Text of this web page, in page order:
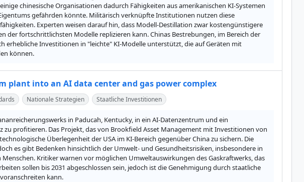
chinesische Organisationen dadurch Fähigkeiten aus amerikanischen KI-Systemen
gefährden könnte. Militärisch verknüpfte Institutionen nutzen diese
Experten weisen darauf hin, dass Modell-Destillation zwar kostengünstigere
der fortschrittlichsten Modelle replizieren kann. Chinas Bestrebungen, im Bereich der
erhebliche Investitionen in "leichte" KI-Modelle unterstützt, die auf Geräten mit
können.
plant into an AI data center and gas power complex
Nationale Strategien Staatliche Investitionen
in Paducah, Kentucky, in ein AI-Datenzentrum und ein
profitieren. Das Projekt, das von Brookfield Asset Management mit Investitionen von
Überlegenheit der USA im KI-Bereich gegenüber China zu sichern. Die
es gibt Bedenken hinsichtlich der Umwelt- und Gesundheitsrisiken, insbesondere in
Kritiker warnen vor möglichen Umweltauswirkungen des Gaskraftwerks, das
sollen bis 2031 abgeschlossen sein, jedoch ist die Genehmigung durch staatliche
kann.